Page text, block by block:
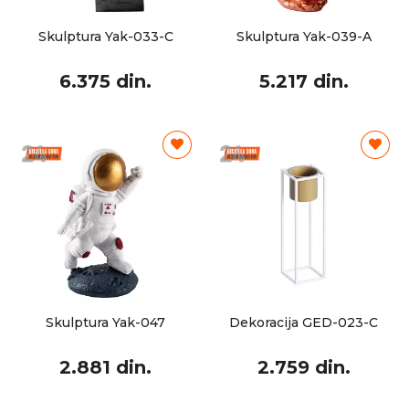
Skulptura Yak-033-C
6.375 din.
Skulptura Yak-039-A
5.217 din.
Skulptura Yak-047
2.881 din.
Dekoracija GED-023-C
2.759 din.